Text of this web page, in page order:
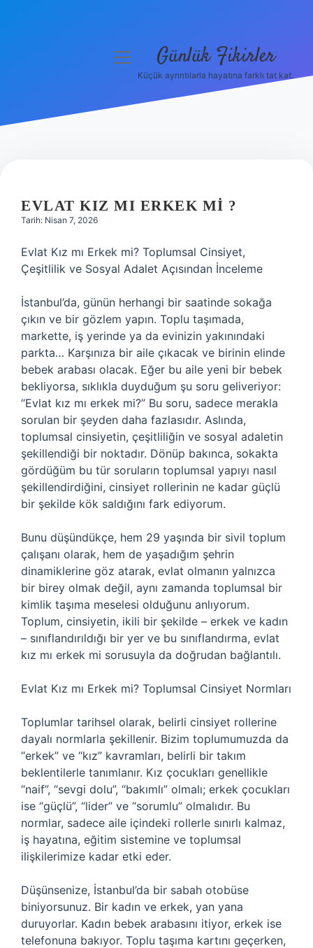
Hakkımızda
menüyü Günlük Fikirler
Küçük ayrıntılarla hayatına farklı tat kat.
EVLAT KIZ MI ERKEK MI ?
Tarih: Nisan 7, 2026
Evlat Kız mı Erkek mi? Toplumsal Cinsiyet,
Çeşitlilik ve Sosyal Adalet Açısından İnceleme
İstanbul’da, günün herhangi bir saatinde sokağa
çıkın ve bir gözlem yapın. Toplu taşımada,
markette, iş yerinde ya da evinizin yakınındaki
parkta… Karşınıza bir aile çıkacak ve birinin elinde
bebek arabası olacak. Eğer bu aile yeni bir bebek
bekliyorsa, sıklıkla duyduğum şu soru geliveriyor:
“Evlat kız mı erkek mi?” Bu soru, sadece merakla
sorulan bir şeyden daha fazlasıdır. Aslında,
toplumsal cinsiyetin, çeşitliliğin ve sosyal adaletin
şekillendiği bir noktadır. Dönüp bakınca, sokakta
gördüğüm bu tür soruların toplumsal yapıyı nasıl
şekillendirdiğini, cinsiyet rollerinin ne kadar güçlü
bir şekilde kök saldığını fark ediyorum.
Bunu düşündükçe, hem 29 yaşında bir sivil toplum
çalışanı olarak, hem de yaşadığım şehrin
dinamiklerine göz atarak, evlat olmanın yalnızca
bir birey olmak değil, aynı zamanda toplumsal bir
kimlik taşıma meselesi olduğunu anlıyorum.
Toplum, cinsiyetin, ikili bir şekilde – erkek ve kadın
– sınıflandırıldığı bir yer ve bu sınıflandırma, evlat
kız mı erkek mi sorusuyla da doğrudan bağlantılı.
Evlat Kız mı Erkek mi? Toplumsal Cinsiyet Normları
Toplumlar tarihsel olarak, belirli cinsiyet rollerine
dayalı normlarla şekillenir. Bizim toplumumuzda da
“erkek” ve “kız” kavramları, belirli bir takım
beklentilerle tanımlanır. Kız çocukları genellikle
“naif”, “sevgi dolu”, “bakımlı” olmalı; erkek çocukları
ise “güçlü”, “lider” ve “sorumlu” olmalıdır. Bu
normlar, sadece aile içindeki rollerle sınırlı kalmaz,
iş hayatına, eğitim sistemine ve toplumsal
ilişkilerimize kadar etki eder.
Düşünsenize, İstanbul’da bir sabah otobüse
biniyorsunuz. Bir kadın ve erkek, yan yana
duruyorlar. Kadın bebek arabasını itiyor, erkek ise
telefonuna bakıyor. Toplu taşıma kartını geçerken,